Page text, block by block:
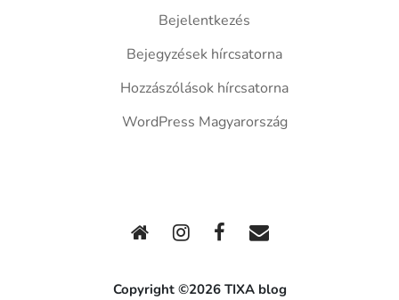
Bejelentkezés
Bejegyzések hírcsatorna
Hozzászólások hírcsatorna
WordPress Magyarország
Copyright ©2026 TIXA blog